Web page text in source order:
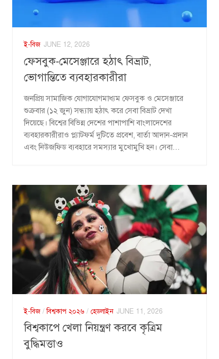
ই-বিজ JUNE 12, 2026
ফেসবুক-মেসেঞ্জারে হঠাৎ বিভ্রাট,
ভোগান্তিতে ব্যবহারকারীরা
জনপ্রিয় সামাজিক যোগাযোগমাধ্যম ফেসবুক ও মেসেঞ্জারে
শুক্রবার (১২ জুন) সন্ধ্যায় হঠাৎ করে সেবা বিভ্রাট দেখা
দিয়েছে। বিশ্বের বিভিন্ন দেশের পাশাপাশি বাংলাদেশের
ব্যবহারকারীরাও প্ল্যাটফর্ম দুটিতে প্রবেশ, বার্তা আদান-প্রদান
এবং নিউজফিড ব্যবহারে সমস্যার মুখোমুখি হন। সেবা...
ই-বিজ /বিশ্বকাপ ২০২৬ / হেডলাইন JUNE 11, 2026
বিশ্বকাপে খেলা নিয়ন্ত্রণ করবে কৃত্রিম
বুদ্ধিমত্তাও